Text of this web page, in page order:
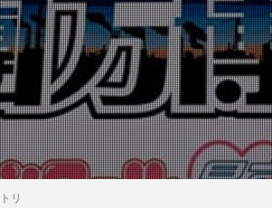
リ